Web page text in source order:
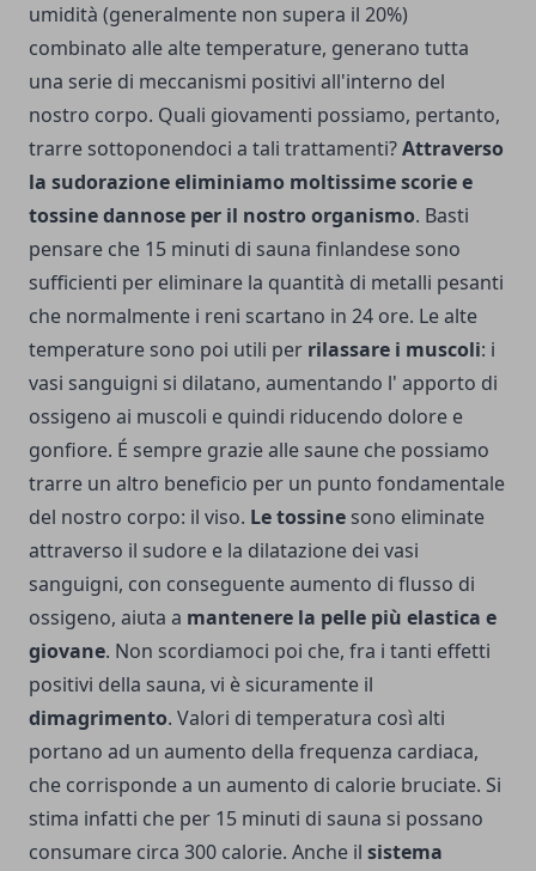
umidità (generalmente non supera il 20%)
combinato alle alte temperature, generano tutta
una serie di meccanismi positivi all'interno del
nostro corpo. Quali giovamenti possiamo, pertanto,
trarre sottoponendoci a tali trattamenti?Attraverso
la sudorazione eliminiamo moltissime scorie e
tossine dannose per il nostro organismo. Basti
pensare che 15 minuti di sauna finlandese sono
sufficienti per eliminare la quantità di metalli pesanti
che normalmente i reni scartano in 24 ore. Le alte
temperature sono poi utili per rilassare i muscoli: i
vasi sanguigni si dilatano, aumentando l' apporto di
ossigeno ai muscoli e quindi riducendo dolore e
gonfiore. É sempre grazie alle saune che possiamo
trarre un altro beneficio per un punto fondamentale
del nostro corpo: il viso. Le tossine sono eliminate
attraverso il sudore e la dilatazione dei vasi
sanguigni, con conseguente aumento di flusso di
ossigeno, aiuta a mantenere la pelle più elastica e
giovane. Non scordiamoci poi che, fra i tanti effetti
positivi della sauna, vi è sicuramente il
dimagrimento. Valori di temperatura così alti
portano ad un aumento della frequenza cardiaca,
che corrisponde a un aumento di calorie bruciate. Si
stima infatti che per 15 minuti di sauna si possano
consumare circa 300 calorie. Anche il sistema